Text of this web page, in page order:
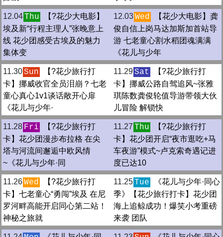
12.04Thu
【?️花少大电影】
埃及新“行程主理人”张晚意上
线 花少团感受古埃及的魅力
集体变
12.03Wed
【花少大电影】龚
俊自信上岗马达加斯加首站导
游 七老童心割水稻团魂满满
《花儿与少年
11.30Sun
【?花少旅行打
卡】挪威收官全员泪崩？七老
童心真心1v1谈话敞开心扉
《花儿与少年·
11.29Sat
【?花少旅行打
卡】挪威公路自驾追风~张雅
琪陈数龚俊轮值导游带领大伙
儿冒险 解锁快
11.28 Fri
【?花少旅行打
卡】花少团漫步布拉格 在尖
塔与河流间邂逅中欧风情
~《花儿与少年·同
11.27 Thu
【?花少旅行打
卡】花少团开启“夜市逛吃+马
车夜游”模式~卢克索奇遇记进
度已达10
11.26Wed
【?花少旅行打
卡】七老童心“勇闯”埃及 在尼
罗河畔高能开启同心第二站！
神秘之旅就
11.25Tue
《花儿与少年·同心
季》【花少旅行打卡】花少团
海上追鲸成功！爆笑小考重磅
来袭 团队